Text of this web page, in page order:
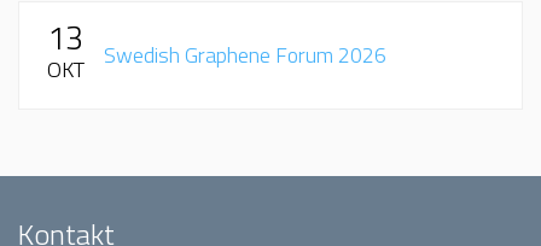
13
OKT Swedish Graphene Forum 2026
Kontakt